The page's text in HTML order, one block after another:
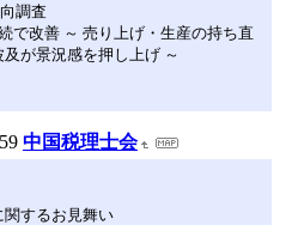
調査
で改善 ～ 売り上げ・生産の持ち直
が景況感を押し上げ ～
中国税理士会
するお見舞い